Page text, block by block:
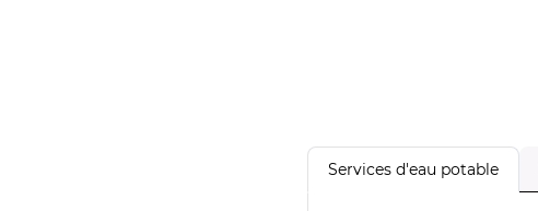
Services d'eau potable